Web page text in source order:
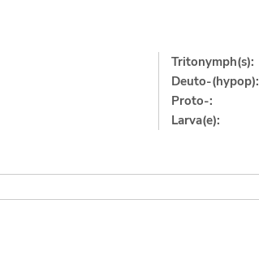
Tritonymph(s):
Deuto-(hypop):
Proto-:
Larva(e):